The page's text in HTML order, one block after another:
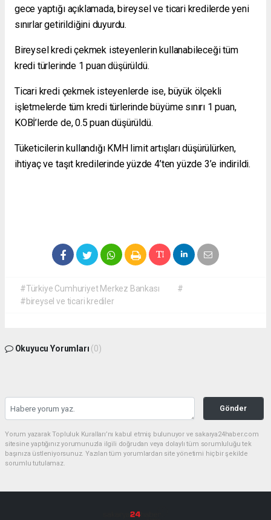
gece yaptığı açıklamada, bireysel ve ticari kredilerde yeni
sınırlar getirildiğini duyurdu.
Bireysel kredi çekmek isteyenlerin kullanabileceği tüm
kredi türlerinde 1 puan düşürüldü.
Ticari kredi çekmek isteyenlerde ise, büyük ölçekli
işletmelerde tüm kredi türlerinde büyüme sınırı 1 puan,
KOBİ’lerde de, 0.5 puan düşürüldü.
Tüketicilerin kullandığı KMH limit artışları düşürülürken,
ihtiyaç ve taşıt kredilerinde yüzde 4’ten yüzde 3’e indirildi.
#Türkiye Cumhuriyet Merkez Bankası
#
#bireysel ve ticari krediler
Okuyucu Yorumları (0)
Gönder
Yorum yazarak Topluluk Kuralları’nı kabul etmiş bulunuyor ve sakarya24haber.com
sitesine yaptığınız yorumunuzla ilgili doğrudan veya dolaylı tüm sorumluluğu tek
başınıza üstleniyorsunuz. Yazılan tüm yorumlardan site yönetimi hiçbir şekilde
sorumlu tutulamaz.